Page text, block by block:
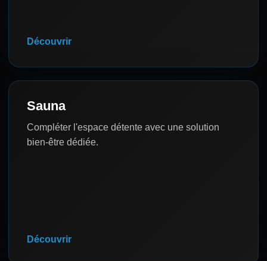
Découvrir
Sauna
Compléter l'espace détente avec une solution
bien-être dédiée.
Découvrir